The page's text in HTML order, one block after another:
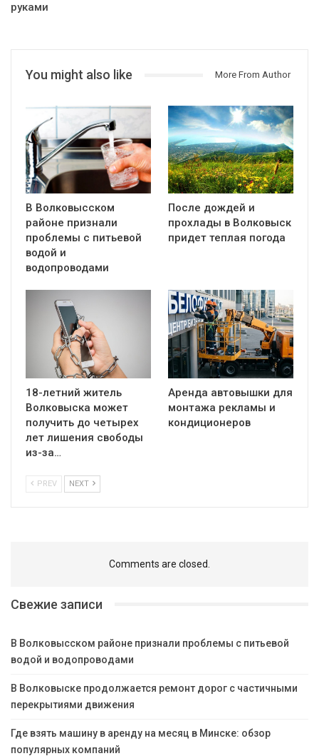
руками
You might also like More From Author
В Волковысском
районе признали
проблемы с питьевой
водой и
водопроводами
После дождей и
прохлады в Волковыск
придет теплая погода
18-летний житель
Волковыска может
получить до четырех
лет лишения свободы
из-за…
Аренда автовышки для
монтажа рекламы и
кондиционеров
PREV NEXT
Comments are closed.
Свежие записи
В Волковысском районе признали проблемы с питьевой
водой и водопроводами
В Волковыске продолжается ремонт дорог с частичными
перекрытиями движения
Где взять машину в аренду на месяц в Минске: обзор
популярных компаний